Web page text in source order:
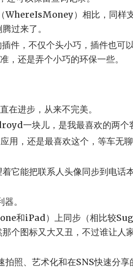
）相比，同样
过来了。
，不仅个头小巧，插件也可
还是弄个小巧的环保一些。
进步，从来不完美。
一块儿，是我最喜欢的两个
，还是最喜欢这个，等车无
它能把联系人头像同步到电话
。
和iPad）上同步（相比较
个图标又大又丑，不过谁让人
拍照、艺术化和在SNS快速分享